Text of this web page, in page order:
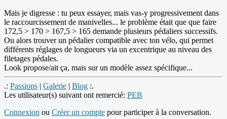
Mais je digresse : tu peux essayer, mais vas-y progressivement dans
le raccourcissement de manivelles... le problème était que que faire
172,5 > 170 > 167,5 > 165 demande plusieurs pédaliers successifs.
Ou alors trouver un pédalier compatible avec ton vélo, qui permet
différents réglages de longueurs via un excentrique au niveau des
filetages pédales.
Look propose/ait ça, mais sur un modèle assez spécifique...
.: Passions | Galerie | Blog :.
Les utilisateur(s) suivant ont remercié: PEB
Connexion ou Créer un compte pour participer à la conversation.